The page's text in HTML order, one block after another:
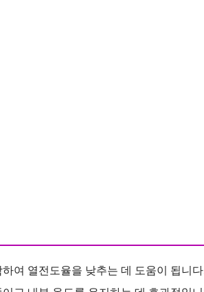
여 열전도율을 낮추는 데 도움이 됩니